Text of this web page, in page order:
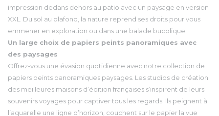
impression dedans dehors au patio avec un paysage en version
XXL. Du sol au plafond, la nature reprend ses droits pour vous
emmener en exploration ou dans une balade bucolique.
Un large choix de papiers peints panoramiques avec
des paysages
Offrez-vous une évasion quotidienne avec notre collection de
papiers peints panoramiques paysages. Les studios de création
des meilleures maisons d’édition françaises s’inspirent de leurs
souvenirs voyages pour captiver tous les regards. Ils peignent à
l’aquarelle une ligne d’horizon, couchent sur le papier la vue